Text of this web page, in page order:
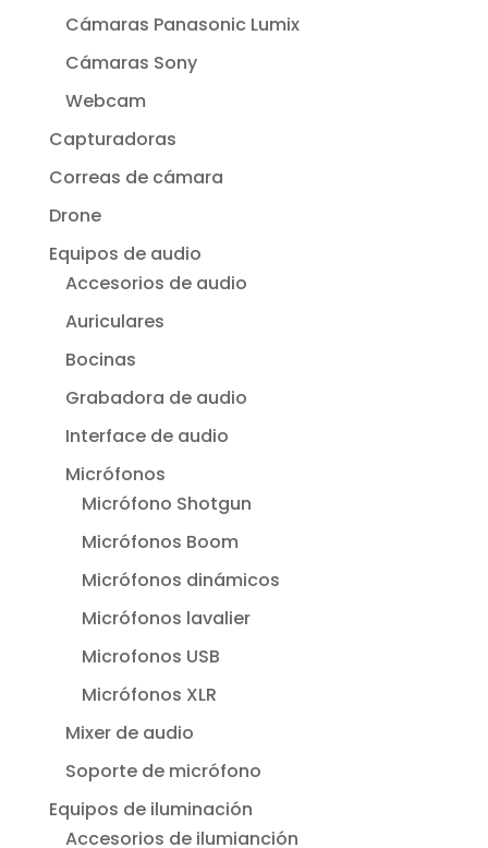
Cámaras Panasonic Lumix
Cámaras Sony
Webcam
Capturadoras
Correas de cámara
Drone
Equipos de audio
Accesorios de audio
Auriculares
Bocinas
Grabadora de audio
Interface de audio
Micrófonos
Micrófono Shotgun
Micrófonos Boom
Micrófonos dinámicos
Micrófonos lavalier
Microfonos USB
Micrófonos XLR
Mixer de audio
Soporte de micrófono
Equipos de iluminación
Accesorios de ilumianción